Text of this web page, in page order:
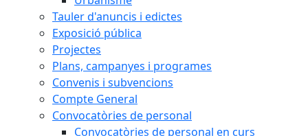
Tauler d'anuncis i edictes
Exposició pública
Projectes
Plans, campanyes i programes
Convenis i subvencions
Compte General
Convocatòries de personal
Convocatòries de personal en curs